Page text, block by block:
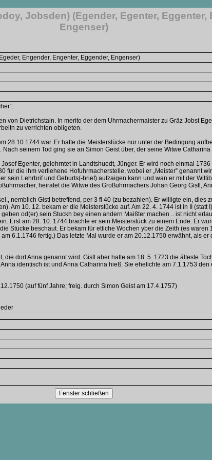
Jobsden) (Egender, Egenter, Eggenter,
Engenser)
Engender, Engenter, Eggender, Engenser)
von Dietrichstain. In merito der dem Uhrmachermaister zu Gräz Jobst
zu verrichten obligeten.
28.10.1744 war. Er hatte die Meisterstücke nur unter der Bedingung
seinem Tod ging sie an Simon Geist über, der seine Witwe
Egenter, gelehrntet in Landtshuedt, Jünger. Er wird noch einmal
für die ihm verliehene Hofuhrmacherstelle, wobei er „Meister” genannt
sein Lehrbrif und Geburts(-brief) aufzaigen kann und wan er mit der
heiratet die Witwe des Großuhrmachers Johan Georg Gistl,
nemblich Gistl betreffend, per 3 fl 40 (zu bezahlen). Er willigte ein,
Am 10. 12. bekam er die Meisterstücke auf. Am 22. 4. 1744 ist in II
od(er) sein Stuckh bey einen andern Maißter machen .. ist nicht
Erst am 28. 10. 1744 brachte er sein Meisterstück zu einem Ende. Er
Stücke beschaut. Er bekam für etliche Wochen yber die Zeith (es
6.1.1746 fertig.) Das letzte Mal wurde er am 20.12.1750 erwähnt, als
dort Anna genannt wird. Gistl aber hatte am 18. 5. 1723 die älteste
identisch ist und Anna Catharina hieß. Sie ehelichte am 7.1.1753 den
(auf fünf Jahre; freig. durch Simon Geist am 17.4.1757)